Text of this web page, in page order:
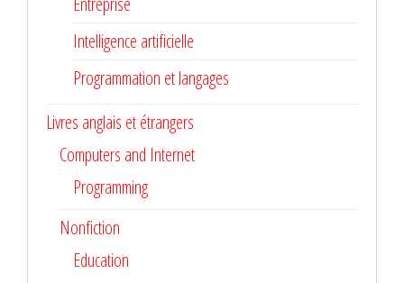
Intelligence artificielle
Programmation et langages
Livres anglais et étrangers
Computers and Internet
Programming
Nonfiction
Education